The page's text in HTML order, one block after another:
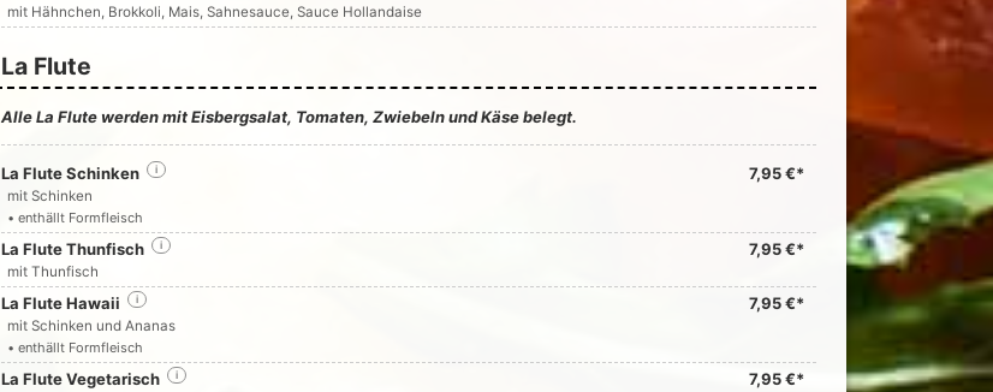
mit Hähnchen, Brokkoli, Mais, Sahnesauce, Sauce Hollandaise
La Flute
Alle La Flute werden mit Eisbergsalat, Tomaten, Zwiebeln und Käse belegt.
La Flute Schinken 7,95 €*
i
mit Schinken
• enthällt Formfleisch
La Flute Thunfisch 7,95 €*
i
mit Thunfisch
La Flute Hawaii 7,95 €*
i
mit Schinken und Ananas
• enthällt Formfleisch
La Flute Vegetarisch 7,95 €*
i